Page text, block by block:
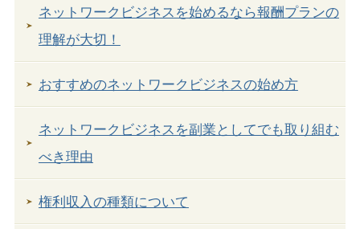
ネットワークビジネスを始めるなら報酬プランの
理解が大切！
おすすめのネットワークビジネスの始め方
ネットワークビジネスを副業としてでも取り組む
べき理由
権利収入の種類について